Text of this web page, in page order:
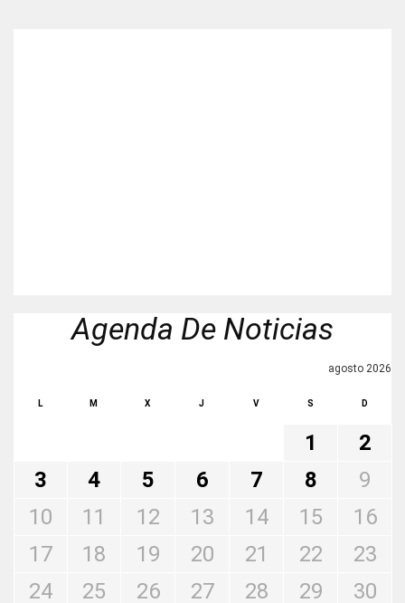
Agenda De Noticias
agosto 2026
L M X J V S D
1
2
3
4 5 6 7 8
9
10
11 12 13 14 15
16
17
18 19 20 21 22
23
24
25 26 27 28 29 30